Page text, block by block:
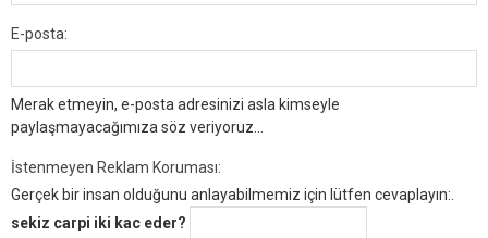
E-posta:
Merak etmeyin, e-posta adresinizi asla kimseyle
paylaşmayacağımıza söz veriyoruz...
İstenmeyen Reklam Koruması:
Gerçek bir insan olduğunu anlayabilmemiz için lütfen cevaplayın:.
sekiz carpi iki kac eder?